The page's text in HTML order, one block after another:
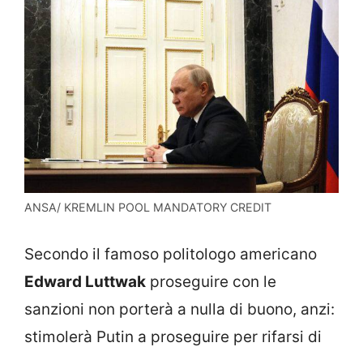
ANSA/ KREMLIN POOL MANDATORY CREDIT
Secondo il famoso politologo americano
Edward Luttwak proseguire con le
sanzioni non porterà a nulla di buono, anzi:
stimolerà Putin a proseguire per rifarsi di